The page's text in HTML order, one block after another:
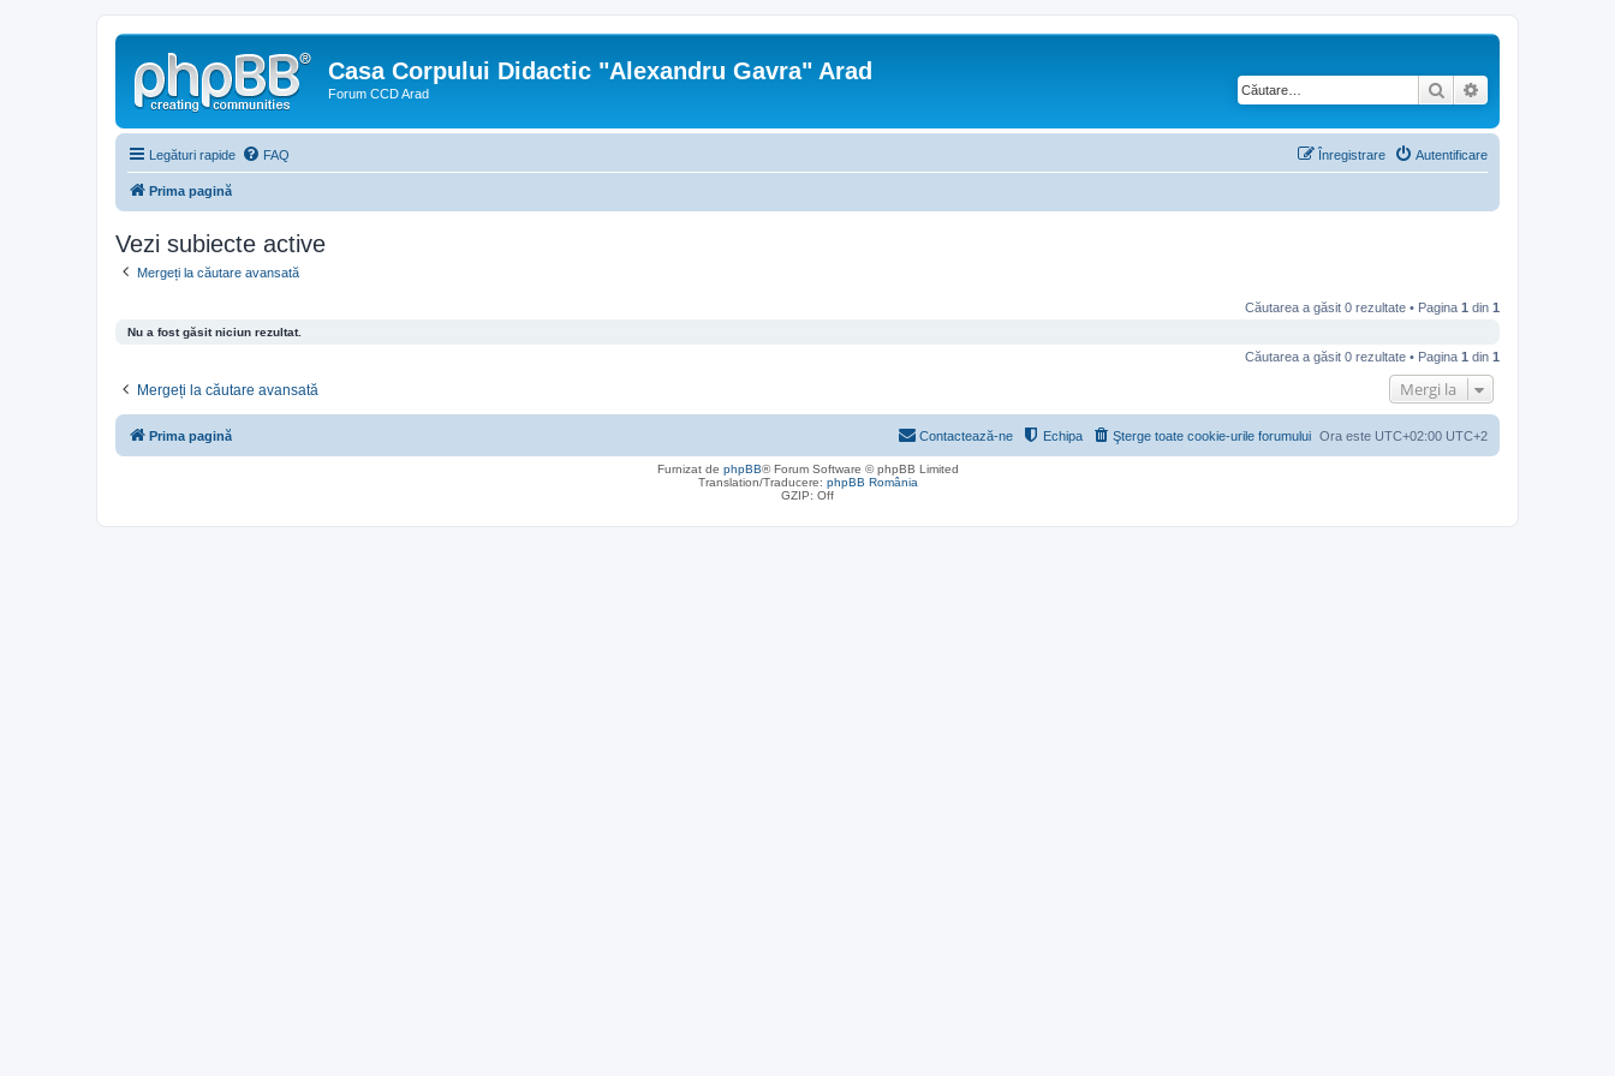
Casa Corpului Didactic "Alexandru Gavra" Arad
Forum CCD Arad Căutare
Legături rapide FAQ Autentificare
Înregistrare
Prima pagină
Vezi subiecte active
Mergeți la căutare avansată
Căutarea a găsit 0 rezultate • Pagina 1 din 1
Nu a fost găsit niciun rezultat.
Căutarea a găsit 0 rezultate • Pagina 1 din 1
Mergeți la căutare avansată Mergi la
Prima pagină Ora este UTC+02:00 UTC+2
Şterge toate cookie-urile forumului
Echipa
Contactează-ne
Furnizat de phpBB® Forum Software © phpBB Limited
Translation/Traducere: phpBB România
GZIP: Off